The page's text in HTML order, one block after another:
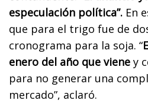
especulación política”. En
que para el trigo fue de
cronograma para la soja. “
enero del año que viene y
para no generar una
mercado”, aclaró.